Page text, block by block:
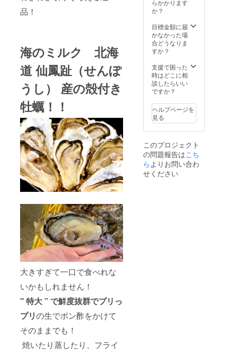
品！
海のミルク 北海
道 仙鳳趾 （せんぽ
うし）
産の殻付き
牡蠣！！
大きすぎて一口で食べれな
いかもしれません！
" 特大 ” で鮮度抜群でプリっ
プリの生でポン酢をかけて
そのままでも！
焼いたり蒸したり、フライ
らかかります
か？
目標金額に届
かなかった場
合どうなりま
すか？
支援で困った
時はどこに相
談したらいい
ですか？
ヘルプページを
見る
このプロジェクト
の問題報告はこち
ら よりお問い合わ
せください